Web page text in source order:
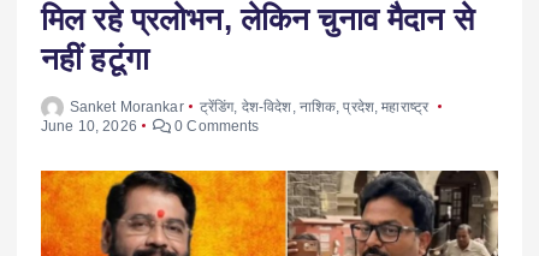
मिल रहे प्रलोभन, लेकिन चुनाव मैदान से
नहीं हटूंगा
Sanket Morankar ट्रेंडिंग, देश-विदेश नाशिक ,प्रदेश ,महाराष्ट्र
June 10, 2026
0 Comments